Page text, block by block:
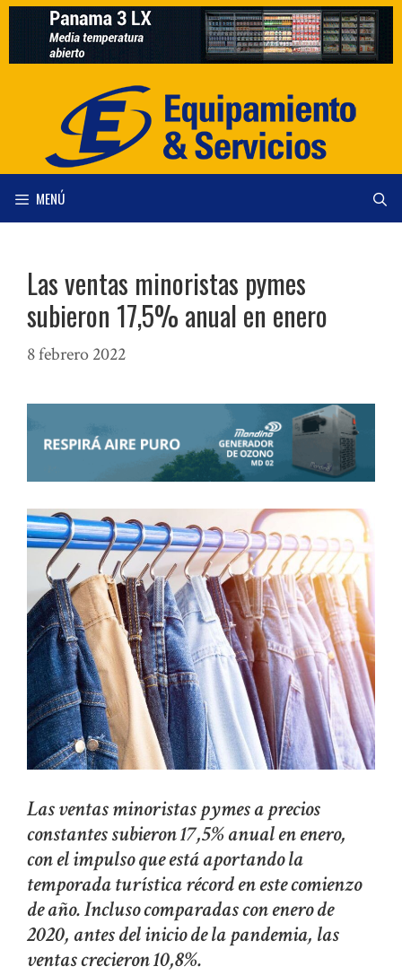
Saltar
contenido
MENÚ
Las ventas minoristas pymes
subieron 17,5% anual en enero
8 febrero 2022
Las ventas minoristas pymes a precios
constantes subieron 17,5% anual en enero,
con el impulso que está aportando la
temporada turística récord en este comienzo
de año. Incluso comparadas con enero de
2020, antes del inicio de la pandemia, las
ventas crecieron 10,8%.